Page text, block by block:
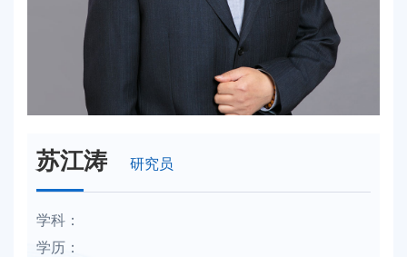
苏江涛 研究员
学科：
学历：